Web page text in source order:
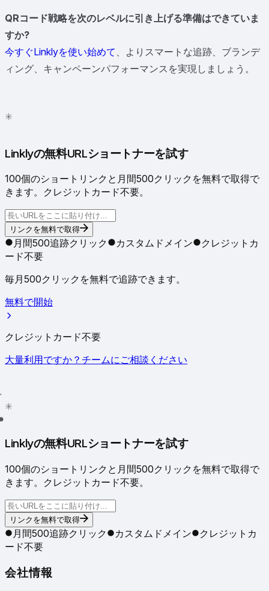
QRコード戦略を次のレベルに引き上げる準備はできていま
すか?
今すぐLinklyを使い始めて 、よりスマートな追跡、ブランデ
ィング、キャンペーンパフォーマンスを実現しましょう。
✳
Linklyの無料URLショートナーを試す
100個のショートリンクと月間500クリックを無料で取得で
きます。クレジットカード不要。
リンクを無料で取得
月間500追跡クリック カスタムドメイン
クレジットカ
ード不要
毎月500クリックを無料で追跡できます。
無料で開始
クレジットカード不要
大量利用ですか？チームにご相談ください
✳
Linklyの無料URLショートナーを試す
100個のショートリンクと月間500クリックを無料で取得で
きます。クレジットカード不要。
リンクを無料で取得
月間500追跡クリック カスタムドメイン
クレジットカ
ード不要
会社情報